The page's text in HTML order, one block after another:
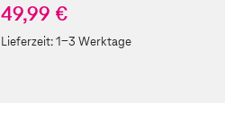
49,99 €
Lieferzeit:1-3 Werktage